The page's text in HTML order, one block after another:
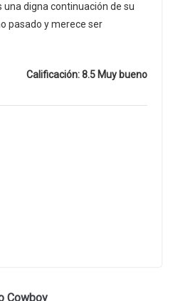
una digna continuación de su
pasado y merece ser
Calificación: 8.5 Muy bueno
Cowboy